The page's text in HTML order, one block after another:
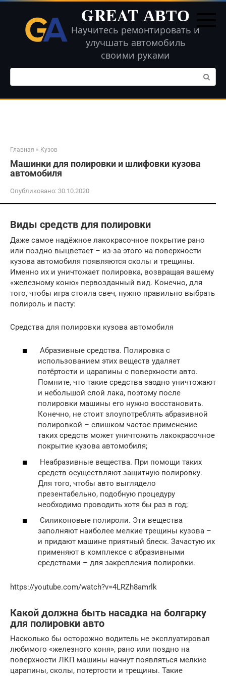
Перейти
контенту
GREAT АВТО
Научитесь ремонтировать и
улучшать автомобиль
своими руками
Поиск:
Главная » Кузов
Машинки для полировки и шлифовки кузова
автомобиля
Опубликовано: 30.10.2020
Виды средств для полировки
Даже самое надёжное лакокрасочное покрытие рано
или поздно выцветает – из-за этого на поверхности
кузова автомобиля появляются сколы и трещины.
Именно их и уничтожает полировка, возвращая вашему
«железному коню» первозданный вид. Конечно, для
того, чтобы игра стоила свеч, нужно правильно выбрать
полироль и пасту:
Средства для полировки кузова автомобиля
Абразивные средства. Полировка с
использованием этих веществ удаляет
потёртости и царапины с поверхности авто.
Помните, что такие средства заодно уничтожают
и небольшой слой лака, поэтому после
полировки машины его нужно восстановить.
Конечно, не стоит злоупотреблять абразивной
полировкой – слишком частое применение
таких средств может уничтожить лакокрасочное
покрытие кузова автомобиля;
Неабразивные вещества. При помощи таких
средств осуществляют защитную полировку.
Для того, чтобы авто выглядело
презентабельно, подобную процедуру
необходимо проводить хотя бы раз в год;
Силиконовые полироли. Эти вещества
заполняют наиболее мелкие трещины кузова –
и придают машине приятный блеск. Зачастую их
применяют в комплексе с абразивными
средствами – для закрепления полировки.
https://youtube.com/watch?v=4LRZh8amrlk
Какой должна быть насадка на болгарку
для полировки авто
Насколько бы осторожно водитель не эксплуатировал
любимого «железного коня», рано или поздно на
поверхности ЛКП машины начнут появляться мелкие
царапины, сколы, потертости и трещины. Такие